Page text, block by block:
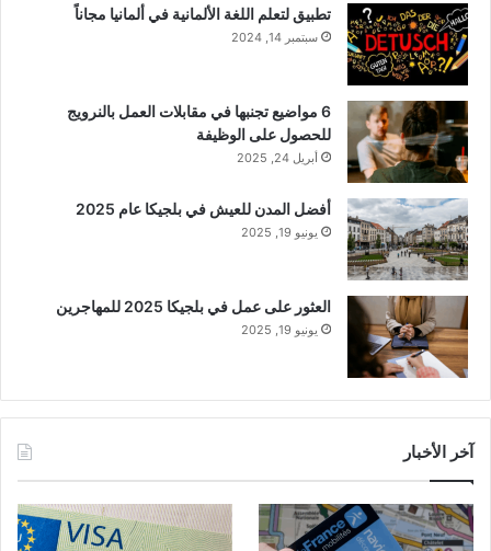
تطبيق لتعلم اللغة الألمانية في ألمانيا مجاناً
سبتمبر 14, 2024
6 مواضيع تجنبها في مقابلات العمل بالنرويج
للحصول على الوظيفة
أبريل 24, 2025
أفضل المدن للعيش في بلجيكا عام 2025
يونيو 19, 2025
العثور على عمل في بلجيكا 2025 للمهاجرين
يونيو 19, 2025
آخر الأخبار